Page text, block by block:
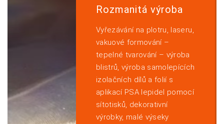
Rozmanitá výroba
Vyřezávání na plotru, laseru,
vakuové formování –
tepelné tvarování – výroba
blistrů, výroba samolepících
izolačních dílů a folií s
aplikací PSA lepidel pomocí
sítotisků, dekorativní
výrobky, malé výseky